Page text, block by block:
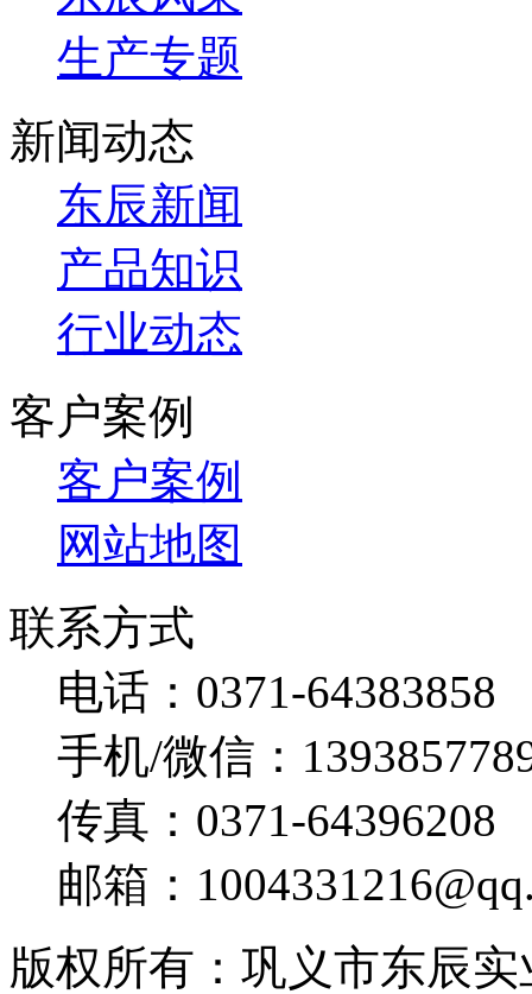
生产专题
新闻动态
东辰新闻
产品知识
行业动态
客户案例
客户案例
网站地图
联系方式
电话：0371-64383858
手机/微信：
传真：0371-64396208
邮箱：
版权所有：巩义市东辰